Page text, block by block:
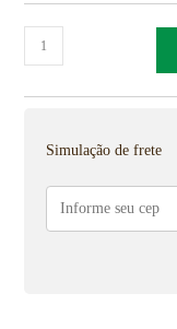
Simulação de frete